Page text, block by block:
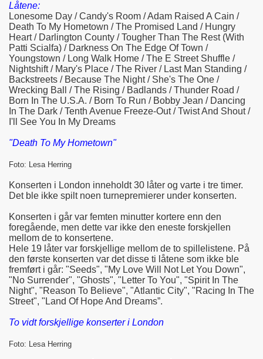
Låtene:
Lonesome Day / Candy's Room / Adam Raised A Cain /
Death To My Hometown / The Promised Land / Hungry
Heart / Darlington County / Tougher Than The Rest (With
Patti Scialfa) / Darkness On The Edge Of Town /
Youngstown / Long Walk Home / The E Street Shuffle /
Nightshift / Mary's Place / The River / Last Man Standing /
Backstreets / Because The Night / She's The One /
Wrecking Ball / The Rising / Badlands / Thunder Road /
Born In The U.S.A. / Born To Run / Bobby Jean / Dancing
In The Dark / Tenth Avenue Freeze-Out / Twist And Shout /
I'll See You In My Dreams
"Death To My Hometown"
Foto: Lesa Herring
Konserten i London inneholdt 30 låter og varte i tre timer.
Det ble ikke spilt noen turnepremierer under konserten.
Konserten i går var femten minutter kortere enn den
foregående, men dette var ikke den eneste forskjellen
mellom de to konsertene.
Hele 19 låter var forskjellige mellom de to spillelistene. På
den første konserten var det disse ti låtene som ikke ble
fremført i går: "Seeds", "My Love Will Not Let You Down",
"No Surrender", "Ghosts", "Letter To You", "Spirit In The
Night", "Reason To Believe", "Atlantic City", "Racing In The
Street", "Land Of Hope And Dreams”.
To vidt forskjellige konserter i London
Foto: Lesa Herring